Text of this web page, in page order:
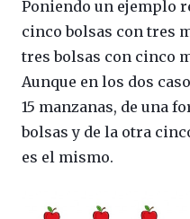
Poniendo un ejemplo
cinco bolsas con tres
tres bolsas con cinco
Aunque en los dos
15 manzanas, de una
bolsas y de la otra
es el mismo.